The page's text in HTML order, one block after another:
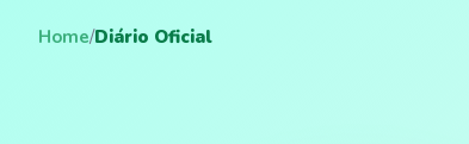
Home/Diário Oficial